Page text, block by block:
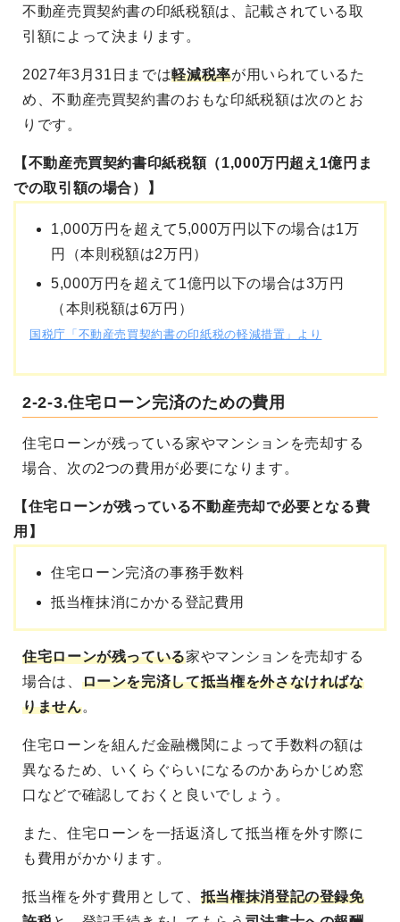
不動産売買契約書の印紙税額は、記載されている取
引額によって決まります。
2027年3月31日までは軽減税率が用いられているた
め、不動産売買契約書のおもな印紙税額は次のとお
りです。
【不動産売買契約書印紙税額（1,000万円超え1億円ま
での取引額の場合）】
1,000万円を超えて5,000万円以下の場合は1万
円（本則税額は2万円）
5,000万円を超えて1億円以下の場合は3万円
（本則税額は6万円）
国税庁「不動産売買契約書の印紙税の軽減措置」より
2-2-3.住宅ローン完済のための費用
住宅ローンが残っている家やマンションを売却する
場合、次の2つの費用が必要になります。
【住宅ローンが残っている不動産売却で必要となる費
用】
住宅ローン完済の事務手数料
抵当権抹消にかかる登記費用
住宅ローンが残っている家やマンションを売却する
場合は、 ローンを完済して抵当権を外さなければな
りません。
住宅ローンを組んだ金融機関によって手数料の額は
異なるため、いくらぐらいになるのかあらかじめ窓
口などで確認しておくと良いでしょう。
また、住宅ローンを一括返済して抵当権を外す際に
も費用がかかります。
抵当権を外す費用として、 抵当権抹消登記の登録免